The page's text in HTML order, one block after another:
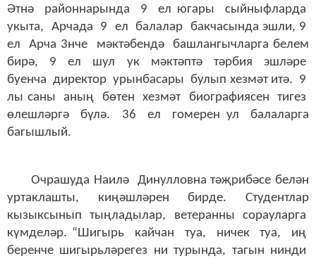
Әтнә районнарында 9 ел югары сыйныфларда
укыта, Арчада 9 ел балалар бакчасында эшли, 9
ел Арча 3нче мәктәбендә башлангычларга белем
бирә, 9 ел шул ук мәктәптә тәрбия эшләре
буенча директор урынбасары булып хезмәт итә. 9
лы саны аның бөтен хезмәт биографиясен тигез
өлешләргә бүлә. 36 ел гомерен ул балаларга
багышлый.
Очрашуда Наилә Динулловна тәҗрибәсе белән
уртаклашты, киңәшләрен бирде. Студентлар
кызыксынып тыңладылар, ветеранны сорауларга
күмделәр. “Шигырь кайчан туа, ничек туа, иң
беренче шигырьләрегез ни турында, тагын нинди